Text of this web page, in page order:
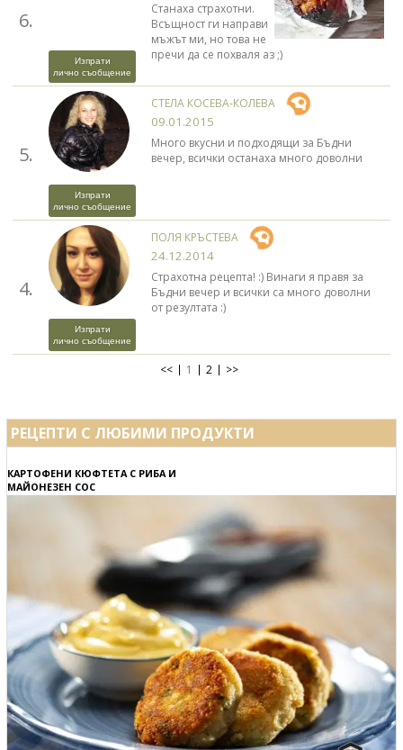
6.
Изпрати
лично съобщение
Станаха страхотни.
Всъщност ги направи
мъжът ми, но това не
пречи да се похваля аз ;)
5.
Изпрати
лично съобщение
СТЕЛА КОСЕВА-КОЛЕВА
09.01.2015
Много вкусни и подходящи за Бъдни
вечер, всички останаха много доволни
4.
Изпрати
лично съобщение
ПОЛЯ КРЪСТЕВА
24.12.2014
Страхотна рецепта! :) Винаги я правя за
Бъдни вечер и всички са много доволни
от резултата :)
<< 1 2 >>
РЕЦЕПТИ С ЛЮБИМИ ПРОДУКТИ
КАРТОФЕНИ КЮФТЕТА С РИБА И
МАЙОНЕЗЕН СОС